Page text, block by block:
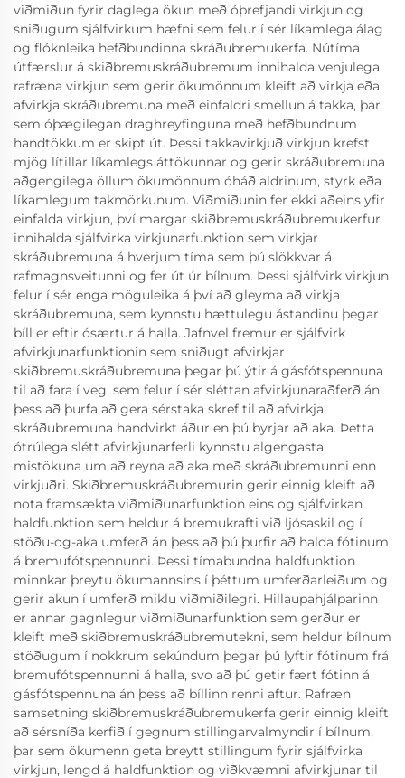
viðmiðun fyrir daglega ökun með óþrefjandi virkjun og
sniðugum sjálfvirkum hæfni sem felur í sér líkamlega álag
og flóknleika hefðbundinna skráðubremukerfa. Nútíma
útfærslur á skiðbremuskráðubremum innihalda venjulega
rafræna virkjun sem gerir ökumönnum kleift að virkja eða
afvirkja skráðubremuna með einfaldri smellun á takka, þar
sem óþægilegan draghreyfinguna með hefðbundnum
handtökkum er skipt út. Þessi takkavirkjuð virkjun krefst
mjög lítillar líkamlegs áttökunnar og gerir skráðubremuna
aðgengilega öllum ökumönnum óháð aldrinum, styrk eða
líkamlegum takmörkunum. Viðmiðunin fer ekki aðeins yfir
einfalda virkjun, því margar skiðbremuskráðubremukerfur
innihalda sjálfvirka virkjunarfunktion sem virkjar
skráðubremuna á hverjum tíma sem þú slökkvar á
rafmagnsveitunni og fer út úr bílnum. Þessi sjálfvirk virkjun
felur í sér enga möguleika á því að gleyma að virkja
skráðubremuna, sem kynnstu hættulegu ástandinu þegar
bíll er eftir ósærtur á halla. Jafnvel fremur er sjálfvirk
afvirkjunarfunktionin sem sniðugt afvirkjar
skiðbremuskráðubremuna þegar þú ýtir á gásfótspennuna
til að fara í veg, sem felur í sér sléttan afvirkjunaraðferð án
þess að þurfa að gera sérstaka skref til að afvirkja
skráðubremuna handvirkt áður en þú byrjar að aka. Þetta
ótrúlega slétt afvirkjunarferli kynnstu algengasta
mistökuna um að reyna að aka með skráðubremunni enn
virkjuðri. Skiðbremuskráðubremurin gerir einnig kleift að
nota framsækta viðmiðunarfunktion eins og sjálfvirkan
haldfunktion sem heldur á bremukrafti við ljósaskil og í
stöðu-og-aka umferð án þess að þú þurfir að halda fótinum
á bremufótspennunni. Þessi tímabundna haldfunktion
minnkar þreytu ökumannsins í þéttum umferðarleiðum og
gerir akun í umferð miklu viðmiðilegri. Hillaupahjálparinn
er annar gagnlegur viðmiðunarfunktion sem gerður er
kleift með skiðbremuskráðubremutekni, sem heldur bílnum
stöðugum í nokkrum sekúndum þegar þú lyftir fótinum frá
bremufótspennunni á halla, svo að þú getir fært fótinn á
gásfótspennuna án þess að bíllinn renni aftur. Rafræn
samsetning skiðbremuskráðubremukerfa gerir einnig kleift
að sérsníða kerfið í gegnum stillingarvalmyndir í bílnum,
þar sem ökumenn geta breytt stillingum fyrir sjálfvirka
virkjun, lengd á haldfunktion og viðkvæmni afvirkjunar til